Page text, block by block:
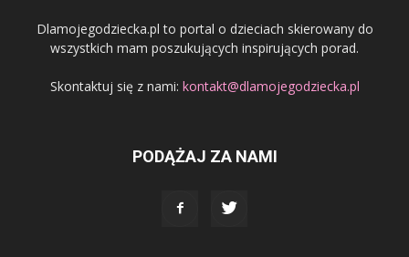
Dlamojegodziecka.pl to portal o dzieciach skierowany do
wszystkich mam poszukujących inspirujących porad.
Skontaktuj się z nami: kontakt@dlamojegodziecka.pl
PODĄŻAJ ZA NAMI